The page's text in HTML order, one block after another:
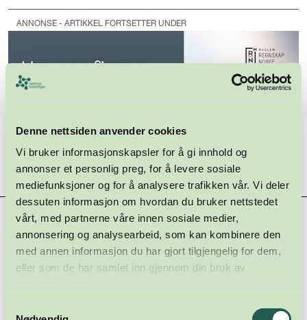
Denne nettsiden anvender cookies
Vi bruker informasjonskapsler for å gi innhold og
annonser et personlig preg, for å levere sosiale
mediefunksjoner og for å analysere trafikken vår. Vi deler
dessuten informasjon om hvordan du bruker nettstedet
vårt, med partnerne våre innen sosiale medier,
annonsering og analysearbeid, som kan kombinere den
med annen informasjon du har gjort tilgjengelig for dem,
eller som de har samlet inn gjennom din bruk av
ANNONSE - ARTIKKEL FORTSETTER UNDER
Hovedsamarbeidspartnere